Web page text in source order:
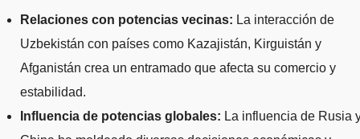
Relaciones con potencias vecinas: La interacción de
Uzbekistán con países como Kazajistán, Kirguistán y
Afganistán crea un entramado que afecta su comercio y
estabilidad.
Influencia de potencias globales: La influencia de Rusia